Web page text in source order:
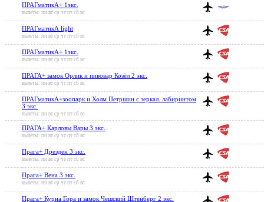
ПРАГматикА+ 1экс.
вылеты: пн вт ср чт пт сб вс
ПРАГматикА light
вылеты: пн вт ср чт пт сб вс
ПРАГматикА+ 1экс.
вылеты: пн вт ср чт пт сб вс
ПРАГА+ замок Орлик и пивовар Козёл 2 экс.
вылеты: пн вт ср чт пт сб вс
ПРАГматикА+зоопарк и Холм Петршин с зеркал. лабиринтом
3 экс.
вылеты: пн вт ср чт пт сб вс
ПРАГА+ Карловы Вары 3 экс.
вылеты: пн вт ср чт пт сб вс
Прага+ Дрезден 3 экс.
вылеты: пн вт ср чт пт сб вс
Прага+ Вена 3 экс.
вылеты: пн вт ср чт пт сб вс
Прага+ Курна Гора и замок Чешский Штенберг 2 экс.